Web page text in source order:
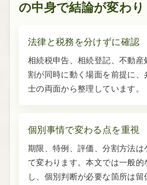
の中身で結論が変わり
法律と税務を分けずに確認
相続税申告、相続登記、不動産
割が同時に動く場面を前提に、
士の両面から整理しています。
個別事情で変わる点を重視
期限、特例、評価、分割方法は
て変わります。本文では一般的
し、個別判断が必要な箇所は留